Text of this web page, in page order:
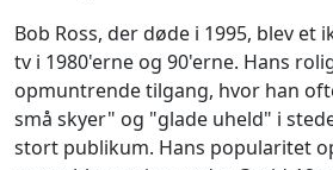
Bob Ross, der døde i 1995, blev et
tv i 1980'erne og 90'erne. Hans
opmuntrende tilgang, hvor han
små skyer" og "glade uheld" i
stort publikum. Hans popularitet